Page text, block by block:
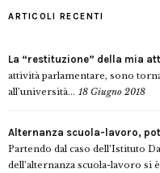
ARTICOLI RECENTI
La “restituzione” della mia
attività parlamentare, sono
all’università... 18 Giugno 2018
Alternanza scuola-lavoro,
Partendo dal caso dell’Istituto
dell’alternanza scuola-lavoro si